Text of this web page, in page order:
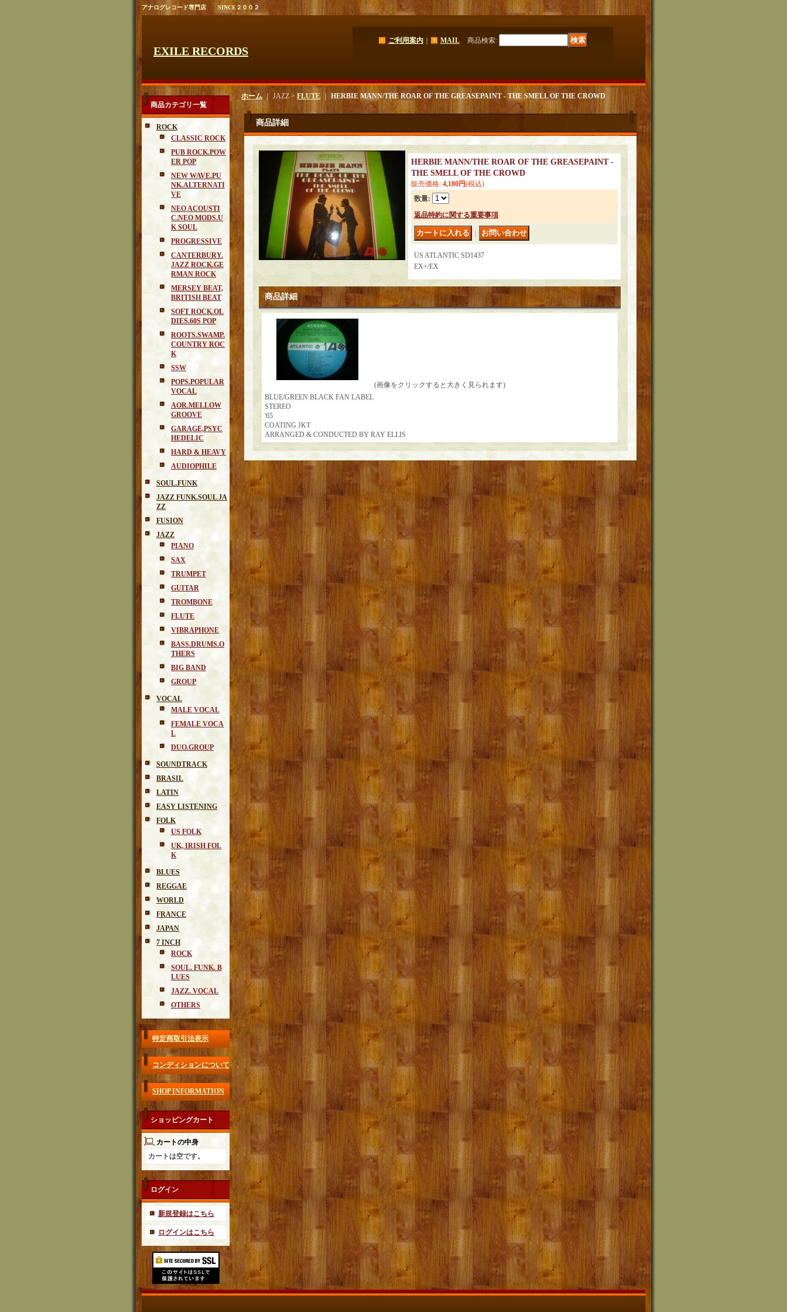
アナログレコード専門店 SINCE２００２
EXILE RECORDS
ご利用案内｜ MAIL 商品検索:
商品カテゴリ一覧
ROCK
CLASSIC ROCK
PUB ROCK.POW
ER POP
NEW WAVE.PU
NK.ALTERNATI
VE
NEO ACOUSTI
C.NEO MODS.U
K SOUL
PROGRESSIVE
CANTERBURY.
JAZZ ROCK.GE
RMAN ROCK
MERSEY BEAT,
BRITISH BEAT
SOFT ROCK.OL
DIES.60S POP
ROOTS.SWAMP.
COUNTRY ROC
K
SSW
POPS.POPULAR
VOCAL
AOR.MELLOW
GROOVE
GARAGE,PSYC
HEDELIC
HARD & HEAVY
AUDIOPHILE
SOUL.FUNK
JAZZ FUNK.SOUL JA
ZZ
FUSION
JAZZ
PIANO
SAX
TRUMPET
GUITAR
TROMBONE
FLUTE
VIBRAPHONE
BASS.DRUMS.O
THERS
BIG BAND
GROUP
VOCAL
MALE VOCAL
FEMALE VOCA
L
DUO.GROUP
SOUNDTRACK
BRASIL
LATIN
EASY LISTENING
FOLK
US FOLK
UK, IRISH FOL
K
BLUES
REGGAE
WORLD
FRANCE
JAPAN
7 INCH
ROCK
SOUL. FUNK. B
LUES
JAZZ. VOCAL
OTHERS
特定商取引法表示
コンディションについて
SHOP INFORMATION
ショッピングカート
カートの中身
カートは空です。
ログイン
新規登録はこちら
ログインはこちら
ホーム｜ JAZZ > FLUTE｜ HERBIE MANN/THE ROAR OF THE GREASEPAINT - THE SMELL OF THE CROWD
商品詳細
HERBIE MANN/THE ROAR OF THE GREASEPAINT -
THE SMELL OF THE CROWD
販売価格: 4,180円(税込)
数量:
返品特約に関する重要事項
US ATLANTIC SD1437
EX+/EX
商品詳細
(画像をクリックすると大きく見られます)
BLUE/GREEN BLACK FAN LABEL
STEREO
'65
COATING JKT
ARRANGED & CONDUCTED BY RAY ELLIS